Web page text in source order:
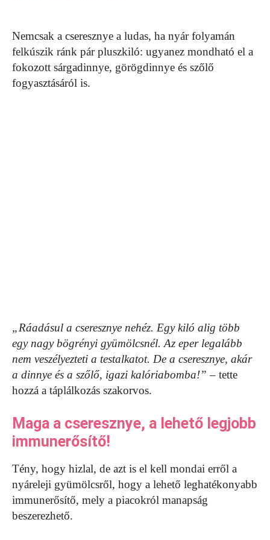
Nemcsak a cseresznye a ludas, ha nyár folyamán
felkúszik ránk pár pluszkiló: ugyanez mondható el a
fokozott sárgadinnye, görögdinnye és szőlő
fogyasztásáról is.
„Ráadásul a cseresznye nehéz. Egy kiló alig több
egy nagy bögrényi gyümölcsnél. Az eper legalább
nem veszélyezteti a testalkatot. De a cseresznye, akár
a dinnye és a szőlő, igazi kalóriabomba!” – tette
hozzá a táplálkozás szakorvos.
Maga a cseresznye, a lehető legjobb
immunerősítő!
Tény, hogy hizlal, de azt is el kell mondai erről a
nyáreleji gyümölcsről, hogy a lehető leghatékonyabb
immunerősítő, mely a piacokról manapság
beszerezhető.